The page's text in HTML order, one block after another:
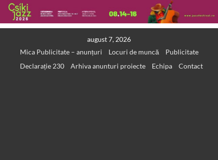
august 7, 2026
Mica Publicitate – anunțuri
Locuri de muncă
Publicitate
Declarație 230
Arhiva anunturi proiecte Echipa Contact